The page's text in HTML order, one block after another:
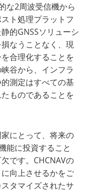
な2周波受信機から
ト処理プラットフ
的GNSSソリューシ
なうことなく、現
合理化することを
谷から、インフラ
測定はすべての基
ものであることを
にとって、将来の
能に投資すること
です。CHCNAVの
向上させるかをご
タマイズされたサ